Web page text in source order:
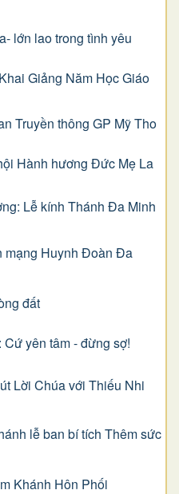
lớn lao trong tình yêu
Giảng Năm Học Giáo
Truyền thông GP Mỹ Tho
Hành hương Đức Mẹ La
Lễ kính Thánh Đa Minh
mạng Huynh Đoàn Đa
đất
yên tâm - đừng sợ!
Lời Chúa với Thiếu Nhi
lễ ban bí tích Thêm sức
Khánh Hôn Phối